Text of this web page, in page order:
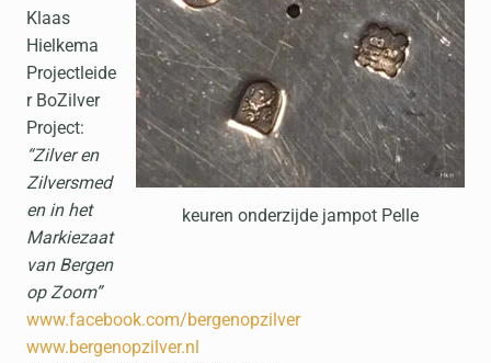
keuren onderzijde jampot Pelle
Klaas
Hielkema
Projectleide
r BoZilver
Project:
“Zilver en
Zilversmed
en in het
Markiezaat
van Bergen
op Zoom”
www.facebook.com/bergenopzilver
www.bergenopzilver.nl